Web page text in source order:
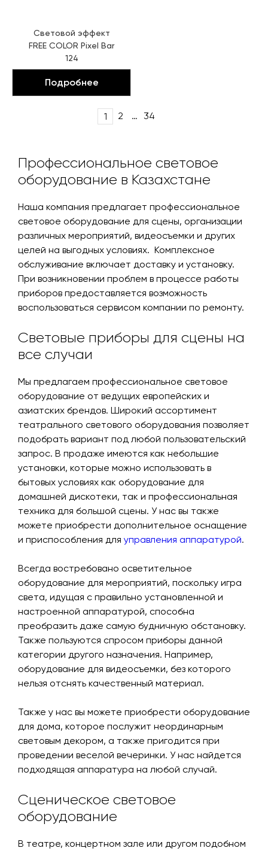
Световой эффект
FREE COLOR Pixel Bar
124
Подробнее
1 2 … 34
Профессиональное световое
оборудование в Казахстане
Наша компания предлагает профессиональное
световое оборудование для сцены, организации
различных мероприятий, видеосъемки и других
целей на выгодных условиях. Комплексное
обслуживание включает доставку и установку.
При возникновении проблем в процессе работы
приборов предоставляется возможность
воспользоваться сервисом компании по ремонту.
Световые приборы для сцены на
все случаи
Мы предлагаем профессиональное световое
оборудование от ведущих европейских и
азиатских брендов. Широкий ассортимент
театрального светового оборудования позволяет
подобрать вариант под любой пользовательский
запрос. В продаже имеются как небольшие
установки, которые можно использовать в
бытовых условиях как оборудование для
домашней дискотеки, так и профессиональная
техника для большой сцены. У нас вы также
можете приобрести дополнительное оснащение
и приспособления для управления аппаратурой.
Всегда востребовано осветительное
оборудование для мероприятий, поскольку игра
света, идущая с правильно установленной и
настроенной аппаратурой, способна
преобразить даже самую будничную обстановку.
Также пользуются спросом приборы данной
категории другого назначения. Например,
оборудование для видеосъемки, без которого
нельзя отснять качественный материал.
Также у нас вы можете приобрести оборудование
для дома, которое послужит неординарным
световым декором, а также пригодится при
проведении веселой вечеринки. У нас найдется
подходящая аппаратура на любой случай.
Сценическое световое
оборудование
В театре, концертном зале или другом подобном